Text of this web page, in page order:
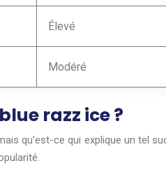
Élevé
Modéré
razz ice ?
qu’est-ce qui explique un tel